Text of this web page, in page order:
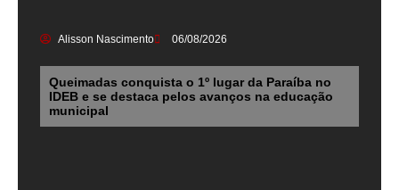
Alisson Nascimento 06/08/2026
Queimadas conquista o 1º lugar da Paraíba no
IDEB e se destaca pelos avanços na educação
municipal